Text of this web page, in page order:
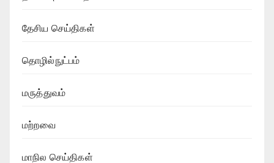
தேசிய செய்திகள்
தொழில்நுட்பம்
மருத்துவம்
மற்றவை
மாநில செய்திகள்